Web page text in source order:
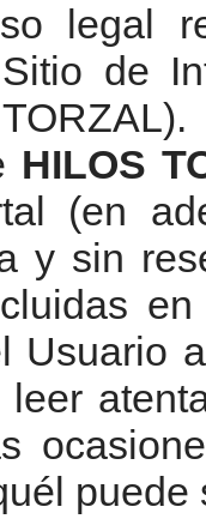
legal
de
HILOS
(en
y sin
Usuario